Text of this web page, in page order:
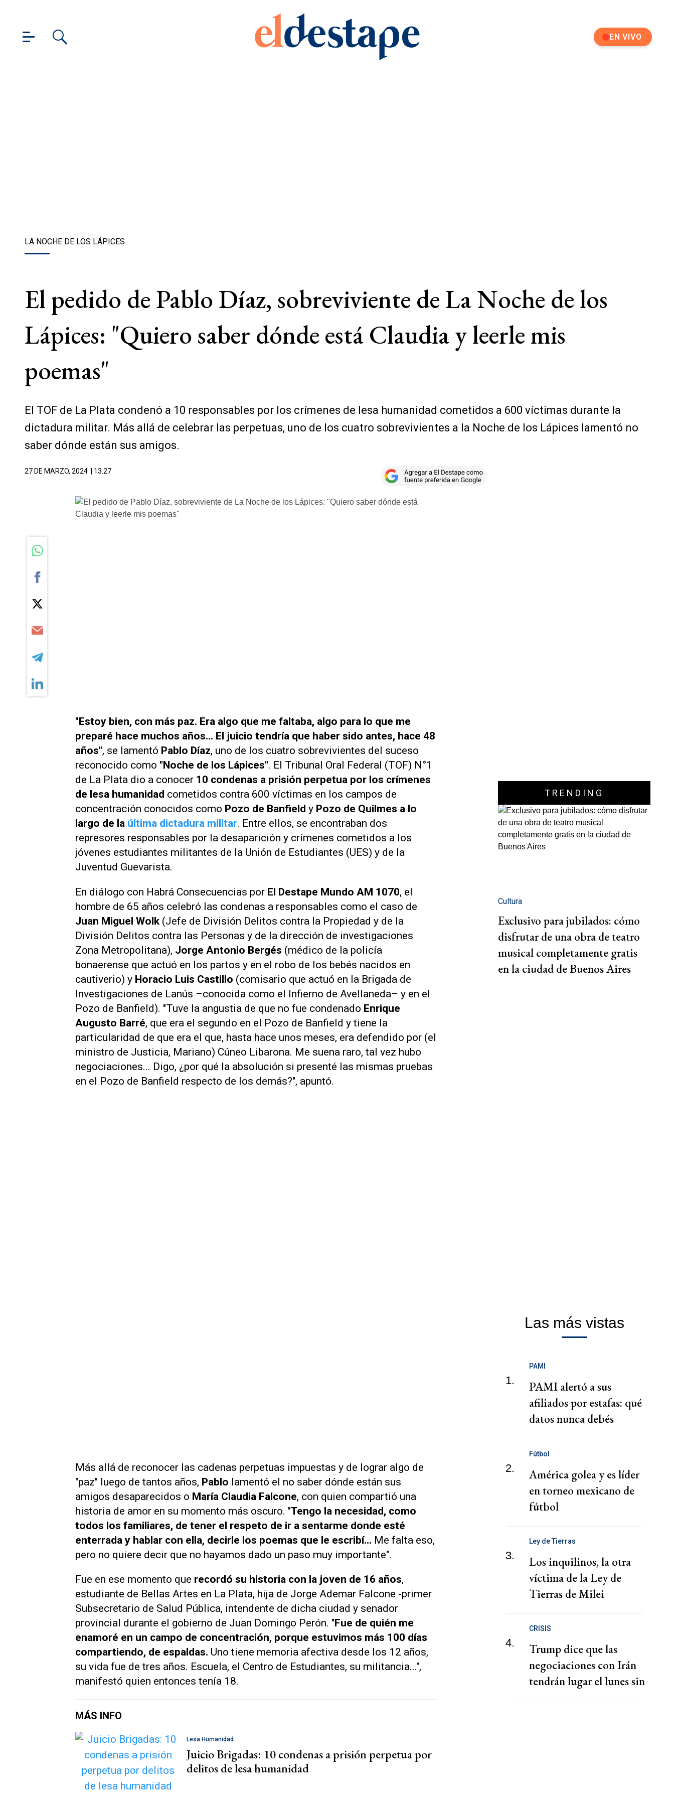
EN VIVO
LA NOCHE DE LOS LÁPICES
El pedido de Pablo Díaz, sobreviviente de La Noche de los
Lápices: "Quiero saber dónde está Claudia y leerle mis
poemas"
El TOF de La Plata condenó a 10 responsables por los crímenes de lesa humanidad cometidos a 600 víctimas durante la
dictadura militar. Más allá de celebrar las perpetuas, uno de los cuatro sobrevivientes a la Noche de los Lápices lamentó no
saber dónde están sus amigos.
27 DE MARZO, 2024 | 13.27
"Estoy bien, con más paz. Era algo que me faltaba, algo para lo que me
preparé hace muchos años... El juicio tendría que haber sido antes, hace 48
años", se lamentó Pablo Díaz, uno de los cuatro sobrevivientes del suceso
reconocido como "Noche de los Lápices". El Tribunal Oral Federal (TOF) N°1
de La Plata dio a conocer 10 condenas a prisión perpetua por los crímenes
de lesa humanidad cometidos contra 600 víctimas en los campos de
concentración conocidos como Pozo de Banfield y Pozo de Quilmes a lo
largo de la última dictadura militar. Entre ellos, se encontraban dos
represores responsables por la desaparición y crímenes cometidos a los
jóvenes estudiantes militantes de la Unión de Estudiantes (UES) y de la
Juventud Guevarista.
En diálogo con Habrá Consecuencias por El Destape Mundo AM 1070, el
hombre de 65 años celebró las condenas a responsables como el caso de
Juan Miguel Wolk (Jefe de División Delitos contra la Propiedad y de la
División Delitos contra las Personas y de la dirección de investigaciones
Zona Metropolitana), Jorge Antonio Bergés (médico de la policía
bonaerense que actuó en los partos y en el robo de los bebés nacidos en
cautiverio) y Horacio Luis Castillo (comisario que actuó en la Brigada de
Investigaciones de Lanús –conocida como el Infierno de Avellaneda– y en el
Pozo de Banfield). "Tuve la angustia de que no fue condenado Enrique
Augusto Barré, que era el segundo en el Pozo de Banfield y tiene la
particularidad de que era el que, hasta hace unos meses, era defendido por (el
ministro de Justicia, Mariano) Cúneo Libarona. Me suena raro, tal vez hubo
negociaciones... Digo, ¿por qué la absolución si presenté las mismas pruebas
en el Pozo de Banfield respecto de los demás?", apuntó.
Más allá de reconocer las cadenas perpetuas impuestas y de lograr algo de
"paz" luego de tantos años, Pablo lamentó el no saber dónde están sus
amigos desaparecidos o María Claudia Falcone, con quien compartió una
historia de amor en su momento más oscuro. "Tengo la necesidad, como
todos los familiares, de tener el respeto de ir a sentarme donde esté
enterrada y hablar con ella, decirle los poemas que le escribí... Me falta eso,
pero no quiere decir que no hayamos dado un paso muy importante".
Fue en ese momento que recordó su historia con la joven de 16 años,
estudiante de Bellas Artes en La Plata, hija de Jorge Ademar Falcone -primer
Subsecretario de Salud Pública, intendente de dicha ciudad y senador
provincial durante el gobierno de Juan Domingo Perón. "Fue de quién me
enamoré en un campo de concentración, porque estuvimos más 100 días
compartiendo, de espaldas. Uno tiene memoria afectiva desde los 12 años,
su vida fue de tres años. Escuela, el Centro de Estudiantes, su militancia...",
manifestó quien entonces tenía 18.
MÁS INFO
Lesa Humanidad
Juicio Brigadas: 10 condenas a prisión perpetua por
delitos de lesa humanidad
TRENDING
Cultura
Exclusivo para jubilados: cómo
disfrutar de una obra de teatro
musical completamente gratis
en la ciudad de Buenos Aires
Las más vistas
1.
PAMI
PAMI alertó a sus
afiliados por estafas: qué
datos nunca debés
2.
Fútbol
América golea y es líder
en torneo mexicano de
fútbol
3.
Ley de Tierras
Los inquilinos, la otra
víctima de la Ley de
Tierras de Milei
4.
CRISIS
Trump dice que las
negociaciones con Irán
tendrán lugar el lunes sin